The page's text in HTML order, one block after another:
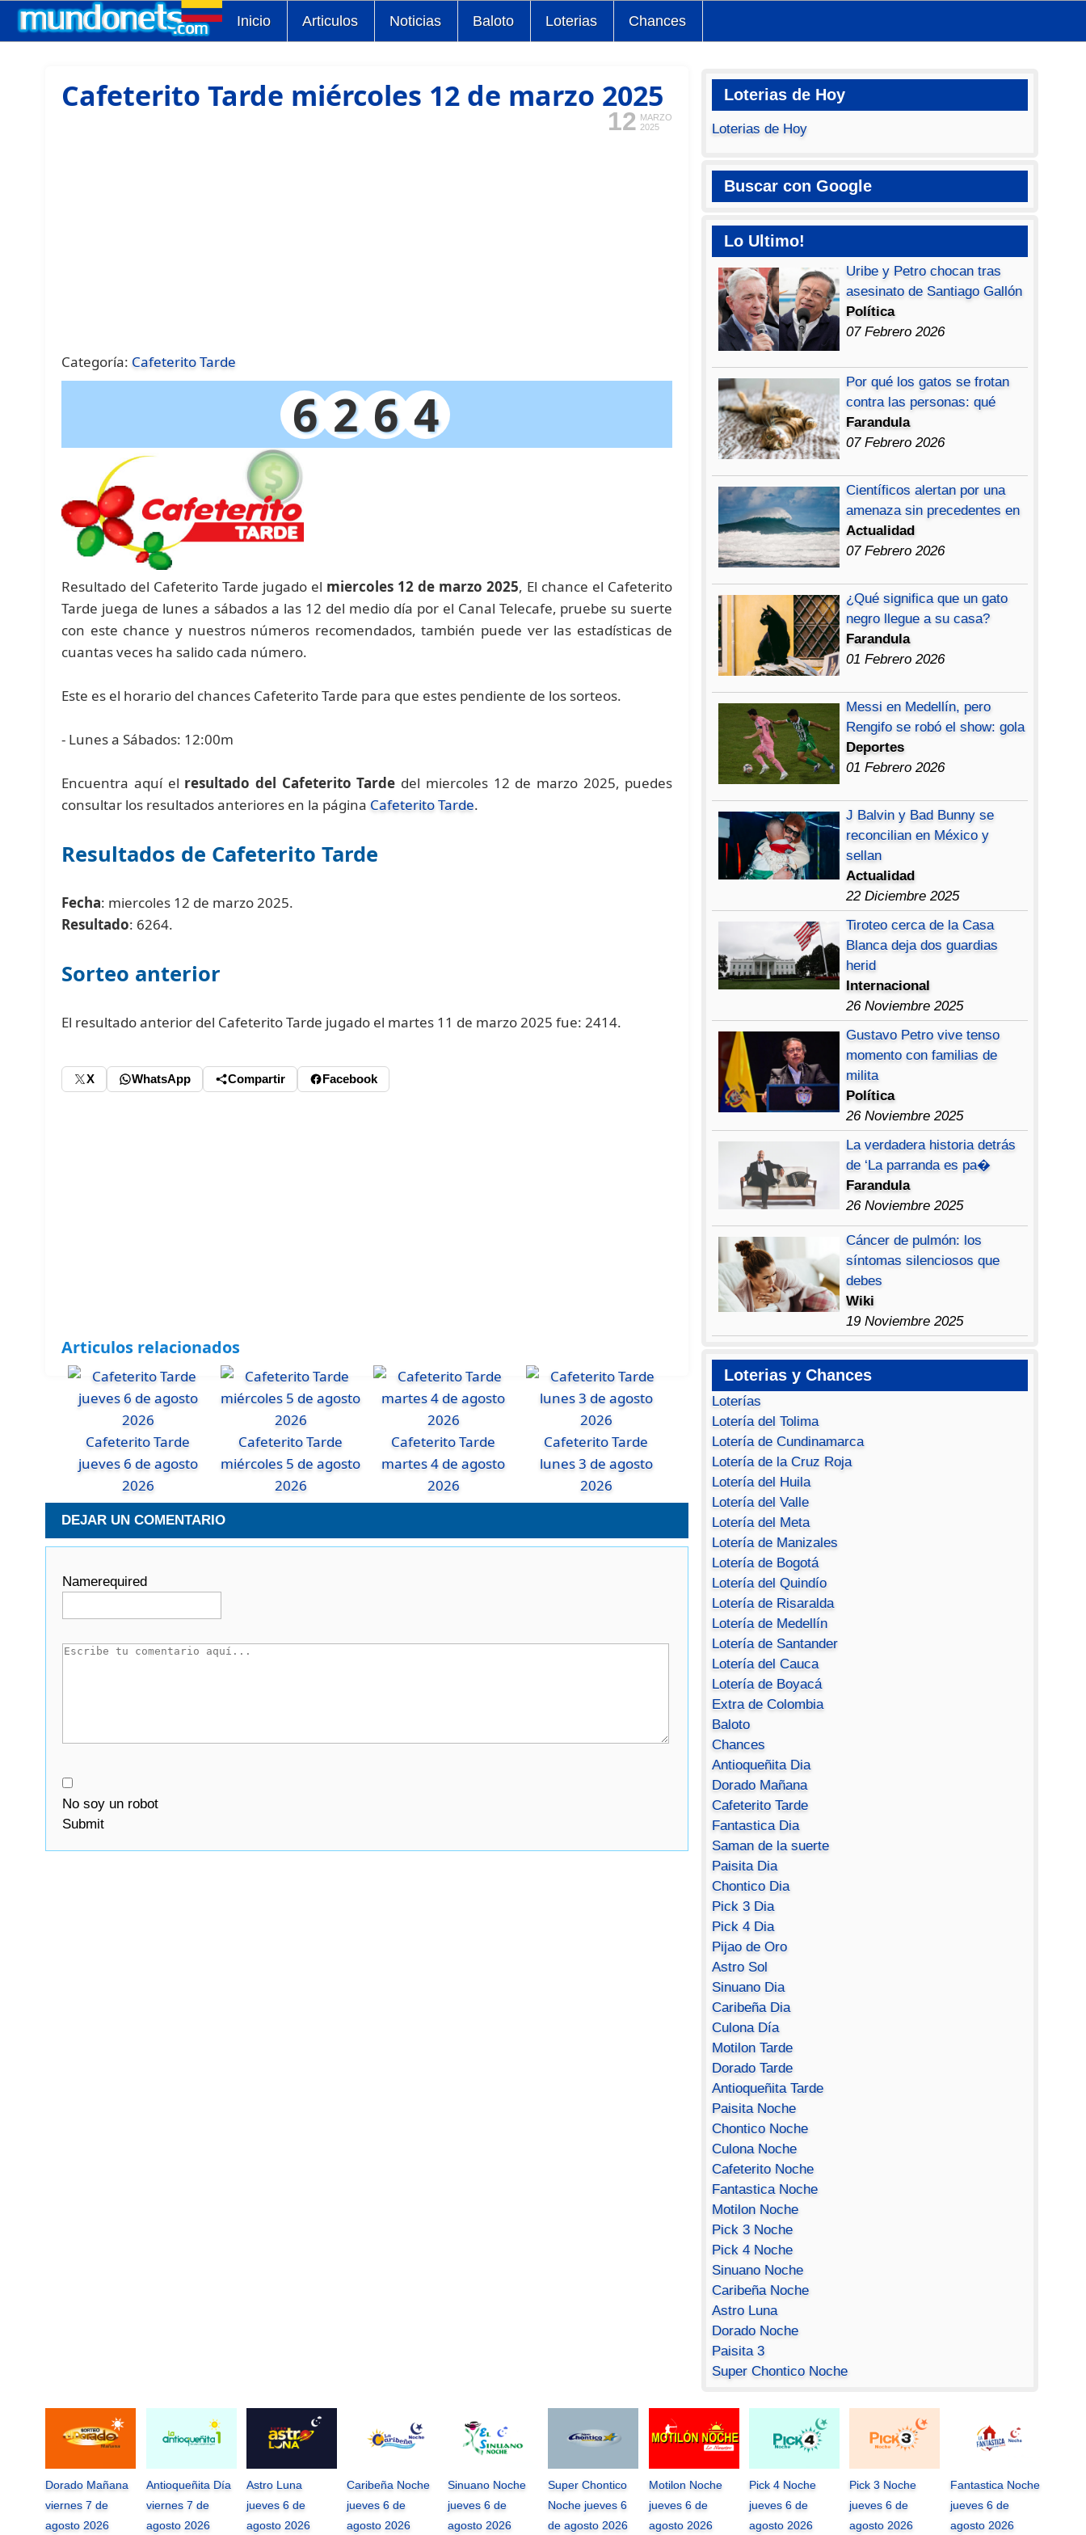
Inicio Articulos Noticias Baloto Loterias Chances
Cafeterito Tarde miércoles 12 de marzo 2025
12 MARZO
2025
Categoría: Cafeterito Tarde
6 2 6 4
Resultado del Cafeterito Tarde jugado el miercoles 12 de marzo 2025, El chance el Cafeterito
Tarde juega de lunes a sábados a las 12 del medio día por el Canal Telecafe, pruebe su suerte
con este chance y nuestros números recomendados, también puede ver las estadísticas de
cuantas veces ha salido cada número.
Este es el horario del chances Cafeterito Tarde para que estes pendiente de los sorteos.
- Lunes a Sábados: 12:00m
Encuentra aquí el resultado del Cafeterito Tarde del miercoles 12 de marzo 2025, puedes
consultar los resultados anteriores en la página Cafeterito Tarde.
Resultados de Cafeterito Tarde
Fecha: miercoles 12 de marzo 2025.
Resultado: 6264.
Sorteo anterior
El resultado anterior del Cafeterito Tarde jugado el martes 11 de marzo 2025 fue: 2414.
X WhatsApp Compartir Facebook
Articulos relacionados
Cafeterito Tarde
jueves 6 de agosto
2026
Cafeterito Tarde
miércoles 5 de agosto
2026
Cafeterito Tarde
martes 4 de agosto
2026
Cafeterito Tarde
lunes 3 de agosto
2026
DEJAR UN COMENTARIO
Namerequired
No soy un robot
Submit
Loterias de Hoy
Loterias de Hoy
Buscar con Google
Lo Ultimo!
Uribe y Petro chocan tras
asesinato de Santiago Gallón
Política
07 Febrero 2026
Por qué los gatos se frotan
contra las personas: qué
Farandula
07 Febrero 2026
Científicos alertan por una
amenaza sin precedentes en
Actualidad
07 Febrero 2026
¿Qué significa que un gato
negro llegue a su casa?
Farandula
01 Febrero 2026
Messi en Medellín, pero
Rengifo se robó el show: gola
Deportes
01 Febrero 2026
J Balvin y Bad Bunny se
reconcilian en México y
sellan
Actualidad
22 Diciembre 2025
Tiroteo cerca de la Casa
Blanca deja dos guardias
herid
Internacional
26 Noviembre 2025
Gustavo Petro vive tenso
momento con familias de
milita
Política
26 Noviembre 2025
La verdadera historia detrás
de ‘La parranda es pa�
Farandula
26 Noviembre 2025
Cáncer de pulmón: los
síntomas silenciosos que
debes
Wiki
19 Noviembre 2025
Loterias y Chances
Loterías
Lotería del Tolima
Lotería de Cundinamarca
Lotería de la Cruz Roja
Lotería del Huila
Lotería del Valle
Lotería del Meta
Lotería de Manizales
Lotería de Bogotá
Lotería del Quindío
Lotería de Risaralda
Lotería de Medellín
Lotería de Santander
Lotería del Cauca
Lotería de Boyacá
Extra de Colombia
Baloto
Chances
Antioqueñita Dia
Dorado Mañana
Cafeterito Tarde
Fantastica Dia
Saman de la suerte
Paisita Dia
Chontico Dia
Pick 3 Dia
Pick 4 Dia
Pijao de Oro
Astro Sol
Sinuano Dia
Caribeña Dia
Culona Día
Motilon Tarde
Dorado Tarde
Antioqueñita Tarde
Paisita Noche
Chontico Noche
Culona Noche
Cafeterito Noche
Fantastica Noche
Motilon Noche
Pick 3 Noche
Pick 4 Noche
Sinuano Noche
Caribeña Noche
Astro Luna
Dorado Noche
Paisita 3
Super Chontico Noche
Dorado Mañana
viernes 7 de
agosto 2026
Antioqueñita Día
viernes 7 de
agosto 2026
Astro Luna
jueves 6 de
agosto 2026
Caribeña Noche
jueves 6 de
agosto 2026
Sinuano Noche
jueves 6 de
agosto 2026
Super Chontico
Noche jueves 6
de agosto 2026
Motilon Noche
jueves 6 de
agosto 2026
Pick 4 Noche
jueves 6 de
agosto 2026
Pick 3 Noche
jueves 6 de
agosto 2026
Fantastica Noche
jueves 6 de
agosto 2026